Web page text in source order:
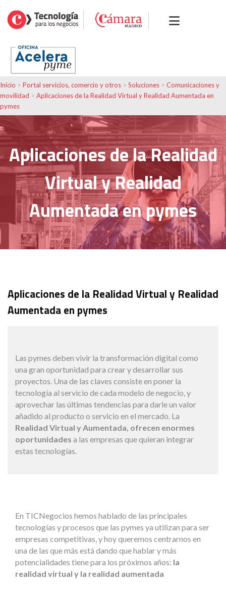
Inicio > Portal servicios, comercio y otros > Soluciones > Comunicaciones y
movilidad > Aplicaciones de la Realidad Virtual y Realidad Aumentada en
pymes
Aplicaciones de la Realidad
Virtual y Realidad
Aumentada en pymes
Aplicaciones de la Realidad Virtual y Realidad
Aumentada en pymes
Las pymes deben vivir la transformación digital como
una gran oportunidad para crear y desarrollar sus
proyectos. Una de las claves consiste en poner la
tecnología al servicio de cada modelo de negocio, y
aprovechar las últimas tendencias para darle un valor
añadido al producto o servicio en el mercado. La
Realidad Virtual y Aumentada, ofrecen enormes
oportunidades a las empresas que quieran integrar
estas tecnologías.
En TICNegocios hemos hablado de las principales
tecnologías y procesos que las pymes ya utilizan para ser
empresas competitivas, y hoy queremos centrarnos en
una de las que más está dando que hablar y más
potencialidades tiene para los próximos años: la
realidad virtual y la realidad aumentada